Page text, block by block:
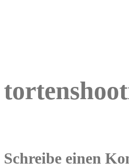
Schreibe einen